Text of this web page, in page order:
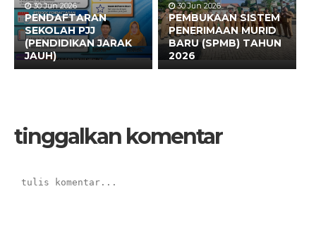
30 Jun 2026
PENDAFTARAN
SEKOLAH PJJ
(PENDIDIKAN JARAK
JAUH)
30 Jun 2026
PEMBUKAAN SISTEM
PENERIMAAN MURID
BARU (SPMB) TAHUN
2026
tinggalkan komentar